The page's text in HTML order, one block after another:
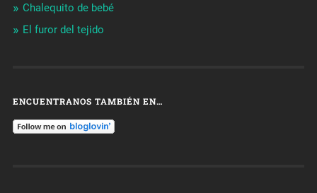
Chalequito de bebé
El furor del tejido
ENCUENTRANOS TAMBIÉN EN…